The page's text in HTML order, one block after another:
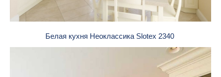
Белая кухня Неоклассика Slotex 2340